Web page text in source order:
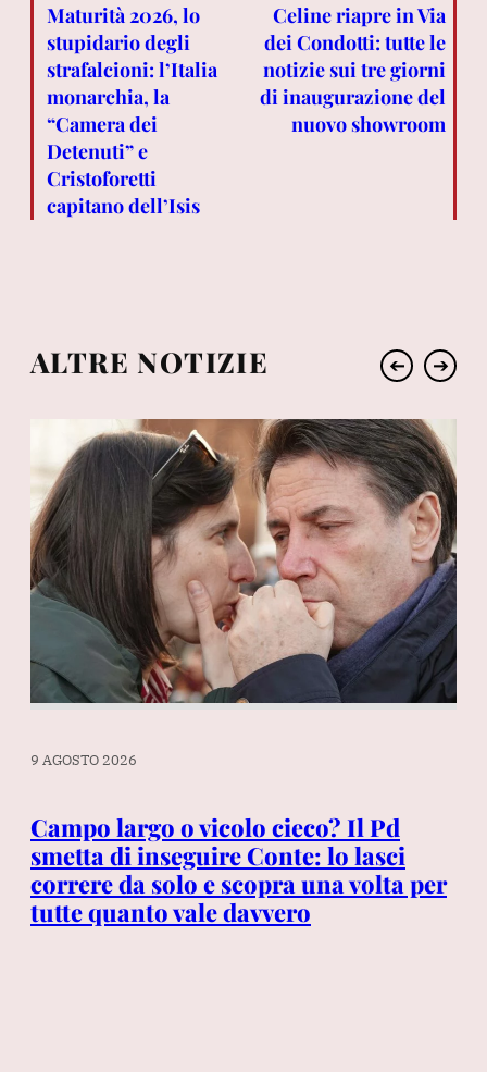
Maturità 2026, lo
stupidario degli
strafalcioni: l’Italia
monarchia, la
“Camera dei
Detenuti” e
Cristoforetti
capitano dell’Isis
Celine riapre in Via
dei Condotti: tutte le
notizie sui tre giorni
di inaugurazione del
nuovo showroom
ALTRE NOTIZIE ➔ ➔
9 AGOSTO 2026
Campo largo o vicolo cieco? Il Pd
smetta di inseguire Conte: lo lasci
correre da solo e scopra una volta per
tutte quanto vale davvero